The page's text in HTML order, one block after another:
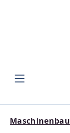
Maschinenbau